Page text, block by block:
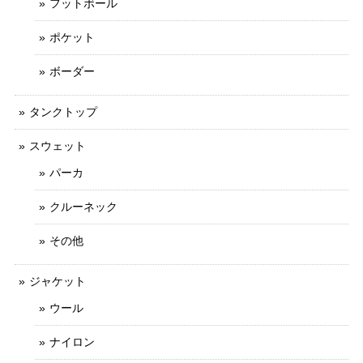
フットボール
ポケット
ボーダー
タンクトップ
スウェット
パーカ
クルーネック
その他
ジャケット
ウール
ナイロン